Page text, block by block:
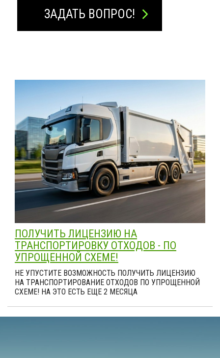
ЗАДАТЬ ВОПРОС!
ПОЛУЧИТЬ ЛИЦЕНЗИЮ НА
ТРАНСПОРТИРОВКУ ОТХОДОВ - ПО
УПРОЩЕННОЙ СХЕМЕ!
НЕ УПУСТИТЕ ВОЗМОЖНОСТЬ ПОЛУЧИТЬ ЛИЦЕНЗИЮ
НА ТРАНСПОРТИРОВАНИЕ ОТХОДОВ ПО УПРОЩЕННОЙ
СХЕМЕ! НА ЭТО ЕСТЬ ЕЩЕ 2 МЕСЯЦА